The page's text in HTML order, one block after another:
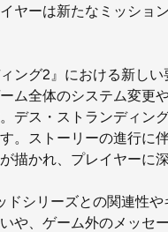
ヤーは新たなミッショ
ング2』における新し
ム全体のシステム変更
デス・ストランディン
。ストーリーの進行に
かれ、プレイヤーに
シリーズとの関連性
や、ゲーム外のメッセ